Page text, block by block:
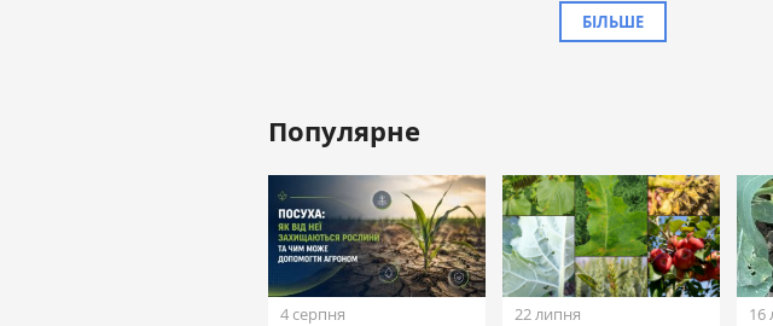
БІЛЬШЕ
Популярне
4 серпня 22 липня 16